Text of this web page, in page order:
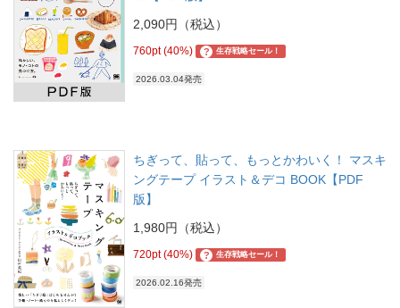
2,090円（税込）
760pt (40%) ? 生存戦略セール！
2026.03.04発売
ちぎって、貼って、もっとかわいく！ マスキ
ングテープ イラスト＆デコ BOOK【PDF
版】
1,980円（税込）
720pt (40%) ? 生存戦略セール！
2026.02.16発売